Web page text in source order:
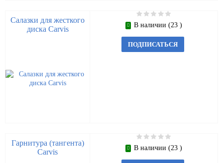
Салазки для жесткого
диска Carvis
В наличии (23 )
ПОДПИСАТЬСЯ
Гарнитура (тангента)
Carvis
В наличии (23 )